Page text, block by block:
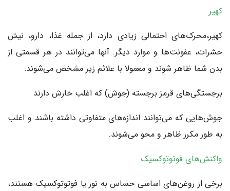
کهیر
کهیر،محرک‌های احتمالی زیادی دارد، از جمله غذا، دارو، نیش
حشرات، عفونت‌ها و موارد دیگر. آنها می‌توانند در هر قسمتی از
بدن شما ظاهر شوند و معمولا با علائم زیر مشخص می‌شوند:
برجستگی‌های قرمز برجسته (جوش) که اغلب خارش دارند
جوش‌هایی که می‌توانند اندازه‌های متفاوتی داشته باشند و اغلب
به طور مکرر ظاهر و محو می‌شوند.
واکنش‌های فوتوتوکسیک
برخی از روغن‌های اساسی حساس به نور یا فوتوتوکسیک هستند،